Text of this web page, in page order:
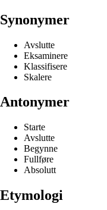
Synonymer
Avslutte
Eksaminere
Klassifisere
Skalere
Antonymer
Starte
Avslutte
Begynne
Fullføre
Absolutt
Etymologi